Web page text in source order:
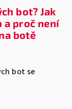
bot? Jak
proč není
botě
bot se